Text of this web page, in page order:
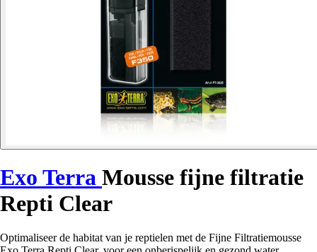
Exo Terra Mousse fijne filtratie
Repti Clear
Optimaliseer de habitat van je reptielen met de Fijne Filtratiemousse